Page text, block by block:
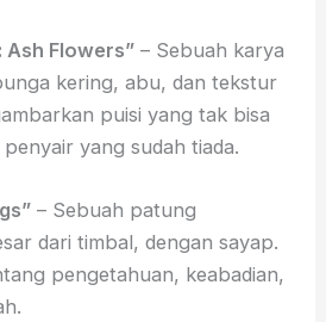
Ash Flowers”– Sebuah karya
kering, abu, dan tekstur
puisi yang tak bisa
yang sudah tiada.
– Sebuah patung
dari timbal, dengan sayap.
pengetahuan, keabadian,